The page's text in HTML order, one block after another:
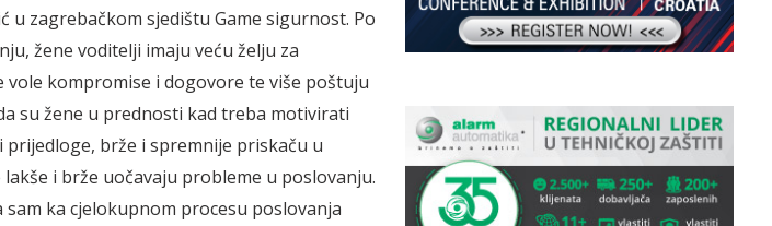
u zagrebačkom sjedištu Game sigurnost. Po
žene voditelji imaju veću želju za
vole kompromise i dogovore te više poštuju
su žene u prednosti kad treba motivirati
brže i spremnije priskaču u
i brže uočavaju probleme u poslovanju.
ka cjelokupnom procesu poslovanja